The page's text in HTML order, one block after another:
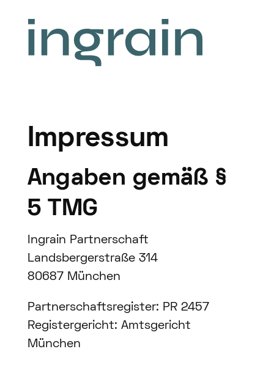
Impressum
Angaben gemäß §
5 TMG
Ingrain Partnerschaft
Landsbergerstraße 314
80687 München
Partnerschaftsregister: PR 2457
Registergericht: Amtsgericht
München